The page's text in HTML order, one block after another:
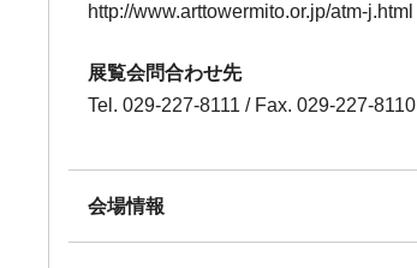
http://www.arttowermito.or.jp/atm-j.html
展覧会問合わせ先
Tel. 029-227-8111 / Fax. 029-227-8110
会場情報